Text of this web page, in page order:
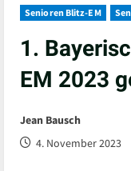
Senioren Blitz-EM
1.
EM 2023
Jean Bausch
4. November 2023